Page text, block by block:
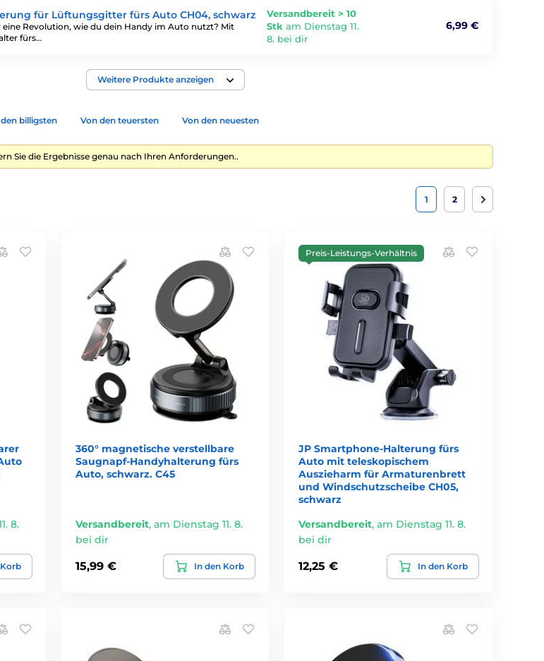
für Lüftungsgitter fürs Auto CH04, schwarz
eine Revolution, wie du dein Handy im Auto nutzt? Mit
fürs…
Versandbereit > 10
Stk am Dienstag 11.
8. bei dir
6,99 €
Weitere Produkte anzeigen
billigsten Von den teuersten Von den neuesten
Sie die Ergebnisse genau nach Ihren Anforderungen..
1 2
8.
360° magnetische verstellbare
Saugnapf-Handyhalterung fürs
Auto, schwarz. C45
Versandbereit, am Dienstag 11. 8.
bei dir
15,99 € In den Korb
Preis-Leistungs-Verhältnis
JP Smartphone-Halterung fürs
Auto mit teleskopischem
Auszieharm für Armaturenbrett
und Windschutzscheibe CH05,
schwarz
Versandbereit,am Dienstag 11. 8.
bei dir
12,25 € In den Korb